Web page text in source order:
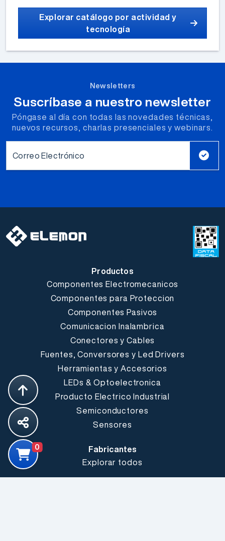
Explorar catálogo por actividad y
tecnología
Newsletters
Suscríbase a nuestro newsletter
Póngase al día con todas las novedades técnicas,
nuevos recursos, charlas presenciales y webinars.
Correo Electrónico
Productos
Componentes Electromecanicos
Componentes para Proteccion
Componentes Pasivos
Comunicacion Inalambrica
Conectores y Cables
Fuentes, Conversores y Led Drivers
Herramientas y Accesorios
LEDs & Optoelectronica
Producto Electrico Industrial
Semiconductores
Sensores
Fabricantes
Explorar todos
0